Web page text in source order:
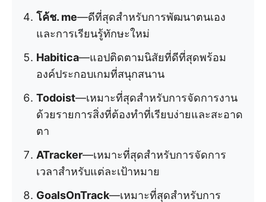
โค้ช. me—ดีที่สุดสำหรับการพัฒนาตนเอง
และการเรียนรู้ทักษะใหม่
Habitica—แอปติดตามนิสัยที่ดีที่สุดพร้อม
องค์ประกอบเกมที่สนุกสนาน
Todoist—เหมาะที่สุดสำหรับการจัดการงาน
ด้วยรายการสิ่งที่ต้องทำที่เรียบง่ายและสะอาด
ตา
ATracker—เหมาะที่สุดสำหรับการจัดการ
เวลาสำหรับแต่ละเป้าหมาย
GoalsOnTrack—เหมาะที่สุดสำหรับการ